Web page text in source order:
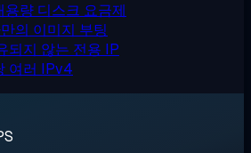
용량 디스크 요금제
의 이미지 부팅
되지 않는 전용 IP
여러 IPv4